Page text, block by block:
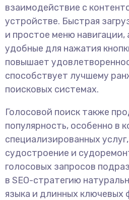
взаимодействие с
устройстве. Быстрая
и простое меню навигации,
удобные для нажатия
повышает
способствует лучшему
поисковых системах.
Голосовой поиск также
популярность, особенно в
специализированных
судостроение и
голосовых запросов
в SEO-стратегию
языка и длинных